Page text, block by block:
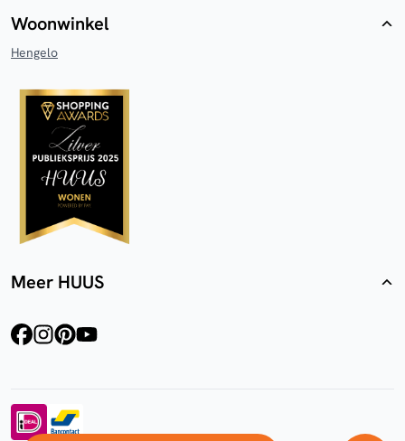
Woonwinkel
Hengelo
Meer HUUS
facebookinstagram
pinterest
youtube